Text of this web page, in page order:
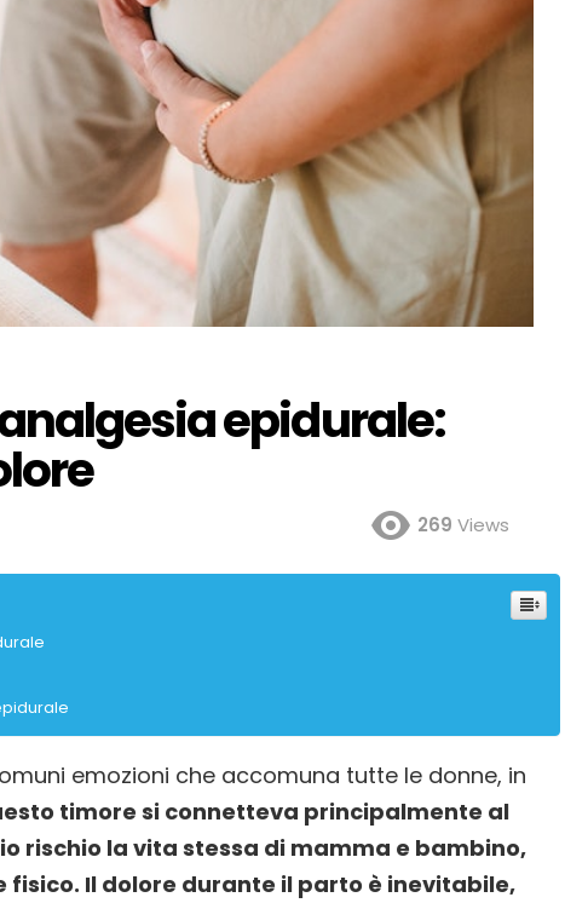
epidurale:
269 Views
emozioni che accomuna tutte le donne, in
timore si connetteva principalmente al
rischio la vita stessa di mamma e bambino,
fisico. Il dolore durante il parto è inevitabile,